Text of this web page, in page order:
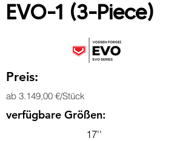
EVO-1 (3-Piece)
Preis:
ab 3.149,00 €/Stück
verfügbare Größen:
17''